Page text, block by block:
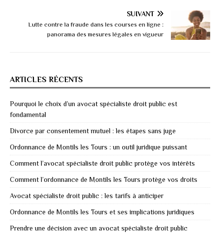
SUIVANT
Lutte contre la fraude dans les courses en ligne :
panorama des mesures légales en vigueur
ARTICLES RÉCENTS
Pourquoi le choix d’un avocat spécialiste droit public est
fondamental
Divorce par consentement mutuel : les étapes sans juge
Ordonnance de Montils les Tours : un outil juridique puissant
Comment l’avocat spécialiste droit public protège vos intérêts
Comment l’ordonnance de Montils les Tours protège vos droits
Avocat spécialiste droit public : les tarifs à anticiper
Ordonnance de Montils les Tours et ses implications juridiques
Prendre une décision avec un avocat spécialiste droit public